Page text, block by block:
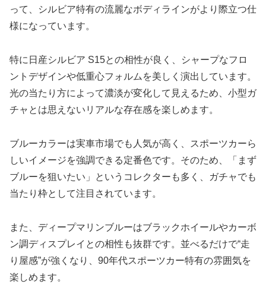
って、シルビア特有の流麗なボディラインがより際立つ仕
様になっています。
特に日産シルビア S15との相性が良く、シャープなフロ
ントデザインや低重心フォルムを美しく演出しています。
光の当たり方によって濃淡が変化して見えるため、小型ガ
チャとは思えないリアルな存在感を楽しめます。
ブルーカラーは実車市場でも人気が高く、スポーツカーら
しいイメージを強調できる定番色です。そのため、「まず
ブルーを狙いたい」というコレクターも多く、ガチャでも
当たり枠として注目されています。
また、ディープマリンブルーはブラックホイールやカーボ
ン調ディスプレイとの相性も抜群です。並べるだけで“走
り屋感”が強くなり、90年代スポーツカー特有の雰囲気を
楽しめます。